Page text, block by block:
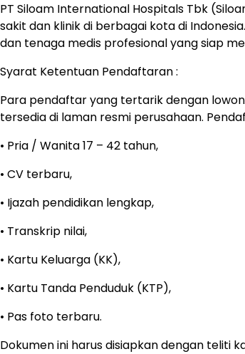
PT Siloam International Hospitals Tbk
sakit dan klinik di berbagai kota di
dan tenaga medis profesional yang siap
Syarat Ketentuan Pendaftaran :
Para pendaftar yang tertarik dengan
tersedia di laman resmi perusahaan.
• Pria / Wanita 17 – 42 tahun,
• CV terbaru,
• Ijazah pendidikan lengkap,
• Transkrip nilai,
• Kartu Keluarga (KK),
• Kartu Tanda Penduduk (KTP),
• Pas foto terbaru.
Dokumen ini harus disiapkan dengan teliti